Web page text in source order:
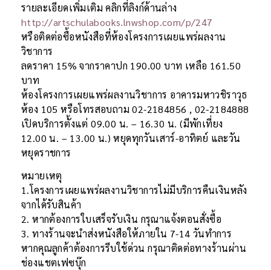
รายละเอียดเพิ่มเติม คลิกที่ลิงก์ด้านล่าง
http://artschulabooks.lnwshop.com/p/247
หรือติดต่อซื้อหนังสือที่ห้องโครงการเผยแพร่ผลงาน
วิชาการ
ลดราคา 15% จากราคาปก 190.00 บาท เหลือ 161.50
บาท
ห้องโครงการเผยแพร่ผลงานวิชาการ อาคารมหาวชิราวุธ
ห้อง 105 หรือโทรสอบถาม 02-2184856 , 02-2184888
เปิดบริการตั้งแต่ 09.00 น. – 16.30 น. (มีพักเที่ยง
12.00 น. – 13.00 น.) หยุดทุกวันเสาร์-อาทิตย์ และวัน
หยุดราชการ
หมายเหตุ
1.โครงการเผยแพร่ผลงานวิชาการไม่มีบริการคืนเงินหลัง
จากได้รับสินค้า
2. หากต้องการใบเสร็จรับเงิน กรุณาแจ้งตอนสั่งซื้อ
3. ทางร้านจะนำส่งหนังสือให้ภายใน 7-14 วันทำการ
หากคุณลูกค้าต้องการรีบใช้ด่วน กรุณาติดต่อทางร้านผ่าน
ช่องแชตเฟซบุ๊ก